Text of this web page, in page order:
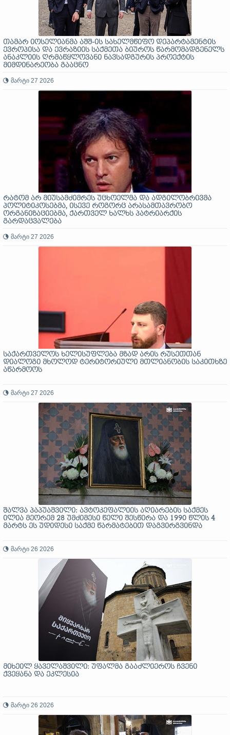
თამარ იოსელიანმა აშშ-ის სახელმწიფო დეპარტამენტის
ევროპისა და ევრაზიის საქმეთა ბიუროს წარმომადგენელს
ანაკლიის ღრმაწყლოვანი ნავსადგურის პროექტის
მიმდინარეობა გააცნო
მარტი 27 2026
რატომ არ მიუსამძიმრეს უცხოელმა და ადგილობრივმა
პოლიტიკოსებმა, ისევე როგორც არასამთავრობო
ორგანიზაციებმა, ქართველ ხალხს პატრიარქის
გარდაცვალება
მარტი 27 2026
საქართველოს ხელისუფლება მზად არის რუსეთთან
დიალოგი მხოლოდ ტერიტორიული მთლიანობის საკითხზე
აწარმოოს
მარტი 27 2026
შალვა პაპუაშვილი: ავტოკეფალიის აღიარების საქმეს
ილია მეორემ 28 უმძიმესი წელი შესწირა და 1990 წლის 4
მარტს ეს უდიდესი საქმე წარმატებით დაგვირგვინდა
მარტი 26 2026
მიხეილ ყაველაშვილი: უფალმა გააძლიეროს ჩვენი
ქვეყანა და ეკლესია
მარტი 26 2026